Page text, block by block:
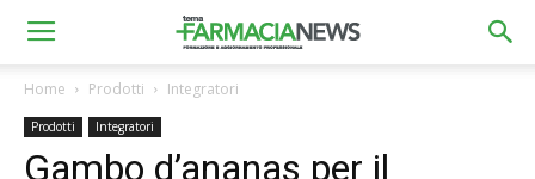
Home Prodotti Integratori
Prodotti Integratori
Gambo d’ananas per il